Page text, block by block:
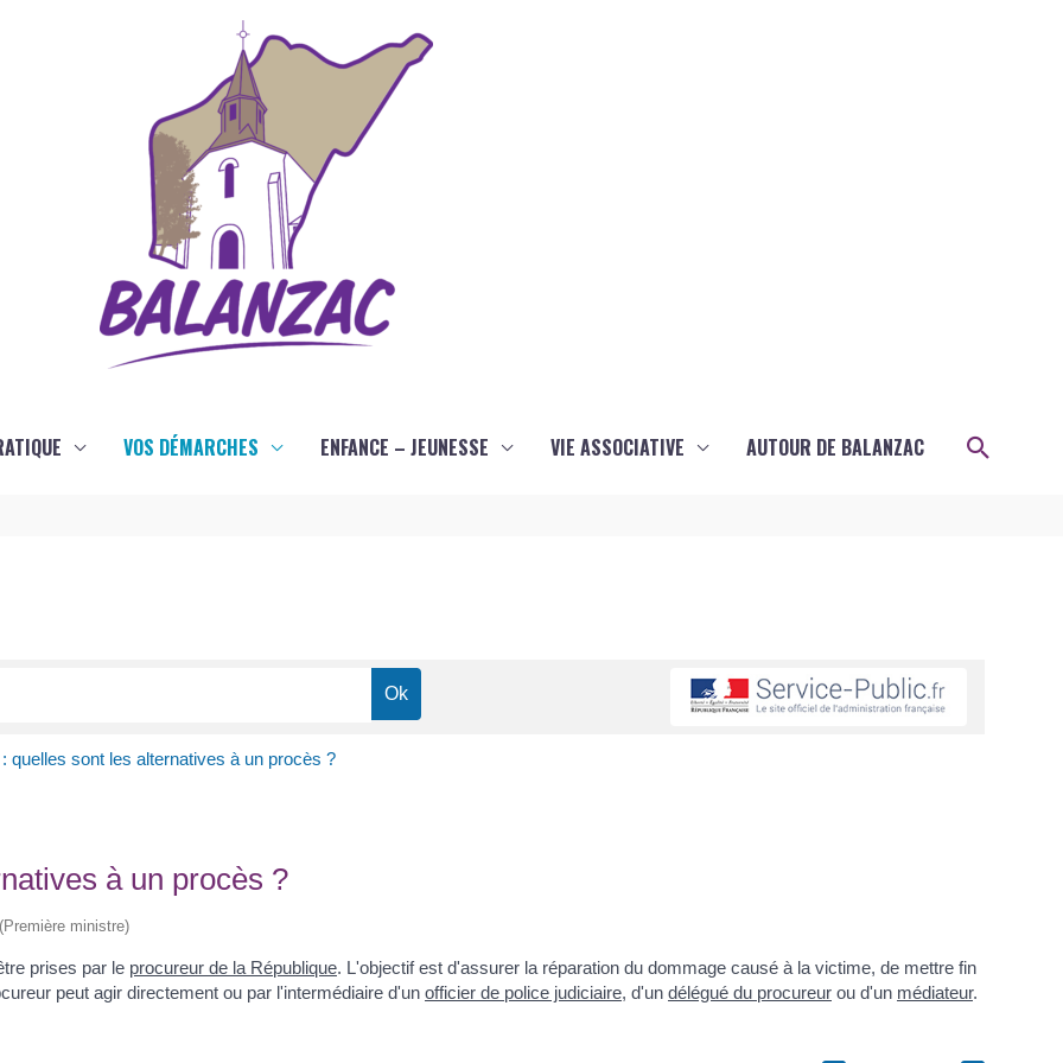
VOS DÉMARCHES ENFANCE – JEUNESSE VIE ASSOCIATIVE AUTOUR DE BALANZAC
quelles sont les alternatives à un procès ?
à un procès ?
ministre)
prises par le procureur de la République. L'objectif est d'assurer la réparation du dommage causé à la victime, de mettre fin
peut agir directement ou par l'intermédiaire d'un officier de police judiciaire, d'un délégué du procureur ou d'un médiateur.